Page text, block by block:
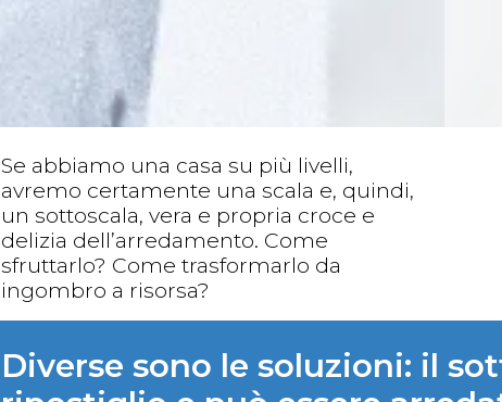
Se abbiamo una casa su più livelli,
avremo certamente una scala e, quindi,
un sottoscala, vera e propria croce e
delizia dell’arredamento. Come
sfruttarlo? Come trasformarlo da
ingombro a risorsa?
Diverse sono le soluzioni: il